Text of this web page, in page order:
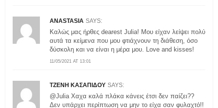
ANASTASIA SAYS:
11/05/2021 AT 13:01
Καλώς μας ήρθες dearest Julia! Μου είχαν λείψει πολύ
αυτά τα κείμενα που μου φτιάχνουν τη διάθεση, όσο
δύσκολη και να είναι η μέρα μου. Love and kisses!
ΤΖΕΝΗ ΚΑΣΑΠΙΔΟΥ SAYS:
@Julia Χαχα καλά πλάκα κάνεις έτσι δεν παίζει??
Δεν υπάρχει περίπτωση να μην το είχα σαν φυλαχτό!!